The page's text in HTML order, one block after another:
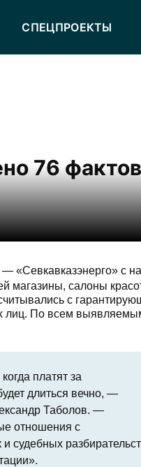
СПЕЦПРОЕКТЫ
76 фактов
«Севкавказэнерго» с
магазины, салоны
с
лиц. По всем
платят за
длиться вечно, —
Таболов. —
отношения с
судебных